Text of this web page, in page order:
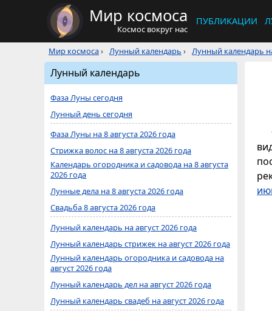
Мир космоса
Космос вокруг нас
ПУБЛИКАЦИИ
Мир космоса› Лунный календарь › Лунный календарь
Лунный календарь
Фаза Луны сегодня
Лунный день сегодня
Фаза Луны на 8 августа 2026 года
Стрижка волос на 8 августа 2026 года
Календарь огородника и садовода на 8 августа
2026 года
Лунные дела на 8 августа 2026 года
Свадьба 8 августа 2026 года
Лунный календарь на август 2026 года
Лунный календарь стрижек на август 2026 года
Лунный календарь огородника и садовода на
август 2026 года
Лунный календарь дел на август 2026 года
Лунный календарь свадеб на август 2026 года